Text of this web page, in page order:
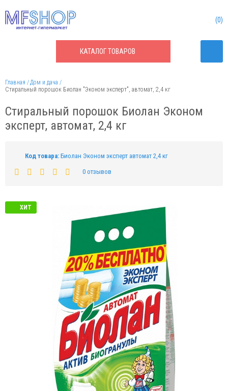
КАТАЛОГТОВАРОВ
0
Главная
Дом и дача
Стиральный порошок Биолан "Эконом эксперт", автомат, 2,4 кг
Стиральный порошок Биолан Эконом
эксперт, автомат, 2,4 кг
Код товара: Биолан Эконом эксперт автомат 2,4 кг
0 отзывов
ХИТ